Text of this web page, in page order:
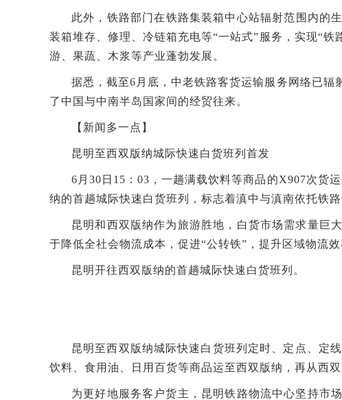
此外，铁路部门在铁路集装箱中心站辐射范围内的
装箱堆存、修理、冷链箱充电等“一站式”服务，实现“
游、果蔬、木浆等产业蓬勃发展。
据悉，截至6月底，中老铁路客货运输服务网络已辐
了中国与中南半岛国家间的经贸往来。
【新闻多一点】
昆明至西双版纳城际快速白货班列首发
6月30日15：03，一趟满载饮料等商品的X907次货
纳的首趟城际快速白货班列，标志着滇中与滇南依托铁
昆明和西双版纳作为旅游胜地，白货市场需求量巨
于降低全社会物流成本，促进“公转铁”，提升区域物流
昆明开往西双版纳的首趟城际快速白货班列。
昆明至西双版纳城际快速白货班列定时、定点、定
饮料、食用油、日用百货等商品运至西双版纳，再从西
为更好地服务客户货主，昆明铁路物流中心坚持市